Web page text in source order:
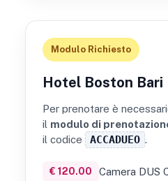
Modulo Richiesto
Hotel Boston Bari
Per prenotare è
il modulo di
il codice
ACCADUEO .
€ 120.00 Camera DUS